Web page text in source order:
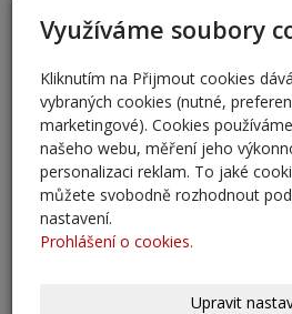
Nový školní rok - informace
31. 8. 2025
Pěšky do školy
29. 8. 2025
Adaptační kurzy
27. 8. 2025
Zahájení školního roku 2025/
Využíváme soubory
Kliknutím na Přijmout cookies
vybraných cookies (nutné,
marketingové). Cookies
našeho webu, měření jeho
personalizaci reklam. To jaké
můžete svobodně rozhodnout
nastavení.
Prohlášení o cookies.
Upravit